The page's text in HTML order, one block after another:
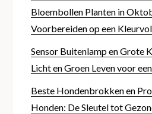
Bloembollen Planten in
Voorbereiden op een
Sensor Buitenlamp en Grote
Licht en Groen Leven voor
Beste Hondenbrokken en
Honden: De Sleutel tot